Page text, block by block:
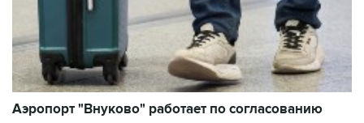
Аэропорт "Внуково" работает по согласованию